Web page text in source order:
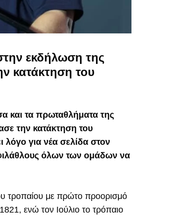
εκδήλωση της
κατάκτηση του
και τα πρωταθλήματα της
την κατάκτηση του
για νέα σελίδα στον
όλων των ομάδων να
τροπαίου με πρώτο προορισμό
ενώ τον Ιούλιο το τρόπαιο